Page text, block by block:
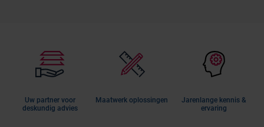
Uw partner voor
deskundig advies
Maatwerk oplossingen
Jarenlange kennis &
ervaring